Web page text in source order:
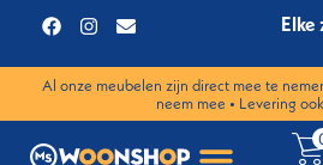
Elke
Al onze meubelen zijn direct mee te
neem mee • Levering